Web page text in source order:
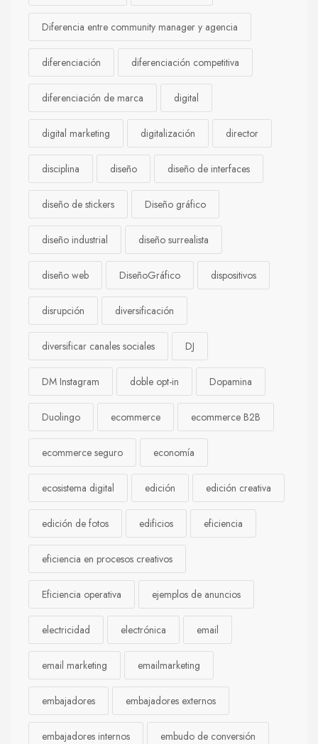
Diferencia entre community manager y agencia
diferenciación diferenciación competitiva
diferenciación de marca digital
digital marketing digitalización director
disciplina diseño diseño de interfaces
diseño de stickers Diseño gráfico
diseño industrial diseño surrealista
diseño web DiseñoGráfico dispositivos
disrupción diversificación
diversificar canales sociales DJ
DM Instagram doble opt-in Dopamina
Duolingo ecommerce ecommerce B2B
ecommerce seguro economía
ecosistema digital edición edición creativa
edición de fotos edificios eficiencia
eficiencia en procesos creativos
Eficiencia operativa ejemplos de anuncios
electricidad electrónica email
email marketing emailmarketing
embajadores embajadores externos
embajadores internos embudo de conversión